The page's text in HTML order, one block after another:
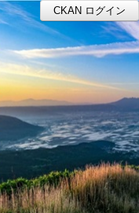
CKAN ログイン